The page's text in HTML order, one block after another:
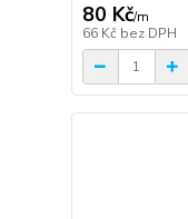
80 Kč/m
66 Kč bez DPH